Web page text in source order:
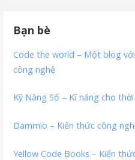
Bạn bè
Code the world – Một blog
công nghệ
Kỹ Năng Số – Kĩ năng cho
Dammio – Kiến thức công
Yellow Code Books – Kiến